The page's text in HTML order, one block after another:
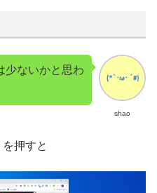
shao
少ないかと思わ
押すと